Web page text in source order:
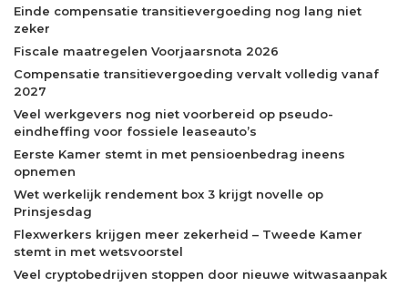
Einde compensatie transitievergoeding nog lang niet
zeker
Fiscale maatregelen Voorjaarsnota 2026
Compensatie transitievergoeding vervalt volledig vanaf
2027
Veel werkgevers nog niet voorbereid op pseudo-
eindheffing voor fossiele leaseauto’s
Eerste Kamer stemt in met pensioenbedrag ineens
opnemen
Wet werkelijk rendement box 3 krijgt novelle op
Prinsjesdag
Flexwerkers krijgen meer zekerheid – Tweede Kamer
stemt in met wetsvoorstel
Veel cryptobedrijven stoppen door nieuwe witwasaanpak